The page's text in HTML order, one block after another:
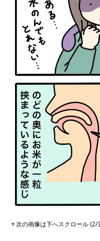
▼次の画像は下へスクロール (2/